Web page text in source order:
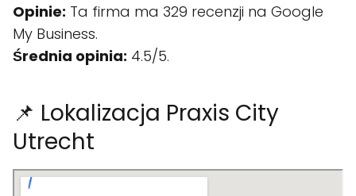
Opinie: Ta firma ma 329 recenzji na Google
My Business.
Średnia opinia: 4.5/5.
📌 Lokalizacja Praxis City
Utrecht